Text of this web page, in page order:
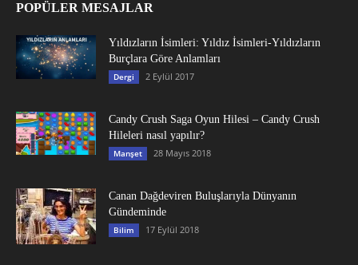
POPÜLER MESAJLAR
Yıldızların İsimleri: Yıldız İsimleri-Yıldızların
Burçlara Göre Anlamları
Dergi 2 Eylül 2017
Candy Crush Saga Oyun Hilesi – Candy Crush
Hileleri nasıl yapılır?
Manşet 28 Mayıs 2018
Canan Dağdeviren Buluşlarıyla Dünyanın
Gündeminde
Bilim 17 Eylül 2018